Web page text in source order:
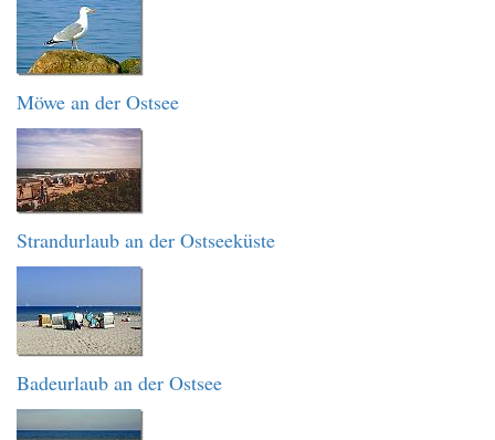
Möwe an der Ostsee
Strandurlaub an der Ostseeküste
Badeurlaub an der Ostsee